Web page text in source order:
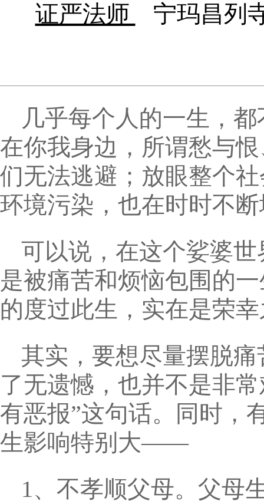
证严法师 宁玛昌列
几乎每个人的一生，
在你我身边，所谓愁与
们无法逃避；放眼整个
环境污染，也在时时不
可以说，在这个娑婆
是被痛苦和烦恼包围的
的度过此生，实在是荣
其实，要想尽量摆脱
了无遗憾，也并不是非
有恶报”这句话。同时，
生影响特别大——
1、不孝顺父母。父母